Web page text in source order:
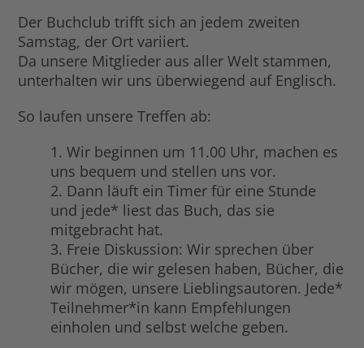
Der Buchclub trifft sich an jedem zweiten
Samstag, der Ort variiert.
Da unsere Mitglieder aus aller Welt stammen,
unterhalten wir uns überwiegend auf Englisch.
So laufen unsere Treffen ab:
1. Wir beginnen um 11.00 Uhr, machen es
uns bequem und stellen uns vor.
2. Dann läuft ein Timer für eine Stunde
und jede* liest das Buch, das sie
mitgebracht hat.
3. Freie Diskussion: Wir sprechen über
Bücher, die wir gelesen haben, Bücher, die
wir mögen, unsere Lieblingsautoren. Jede*
Teilnehmer*in kann Empfehlungen
einholen und selbst welche geben.